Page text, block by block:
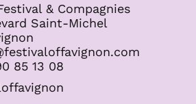
& Compagnies
Saint-Michel
85 13 08